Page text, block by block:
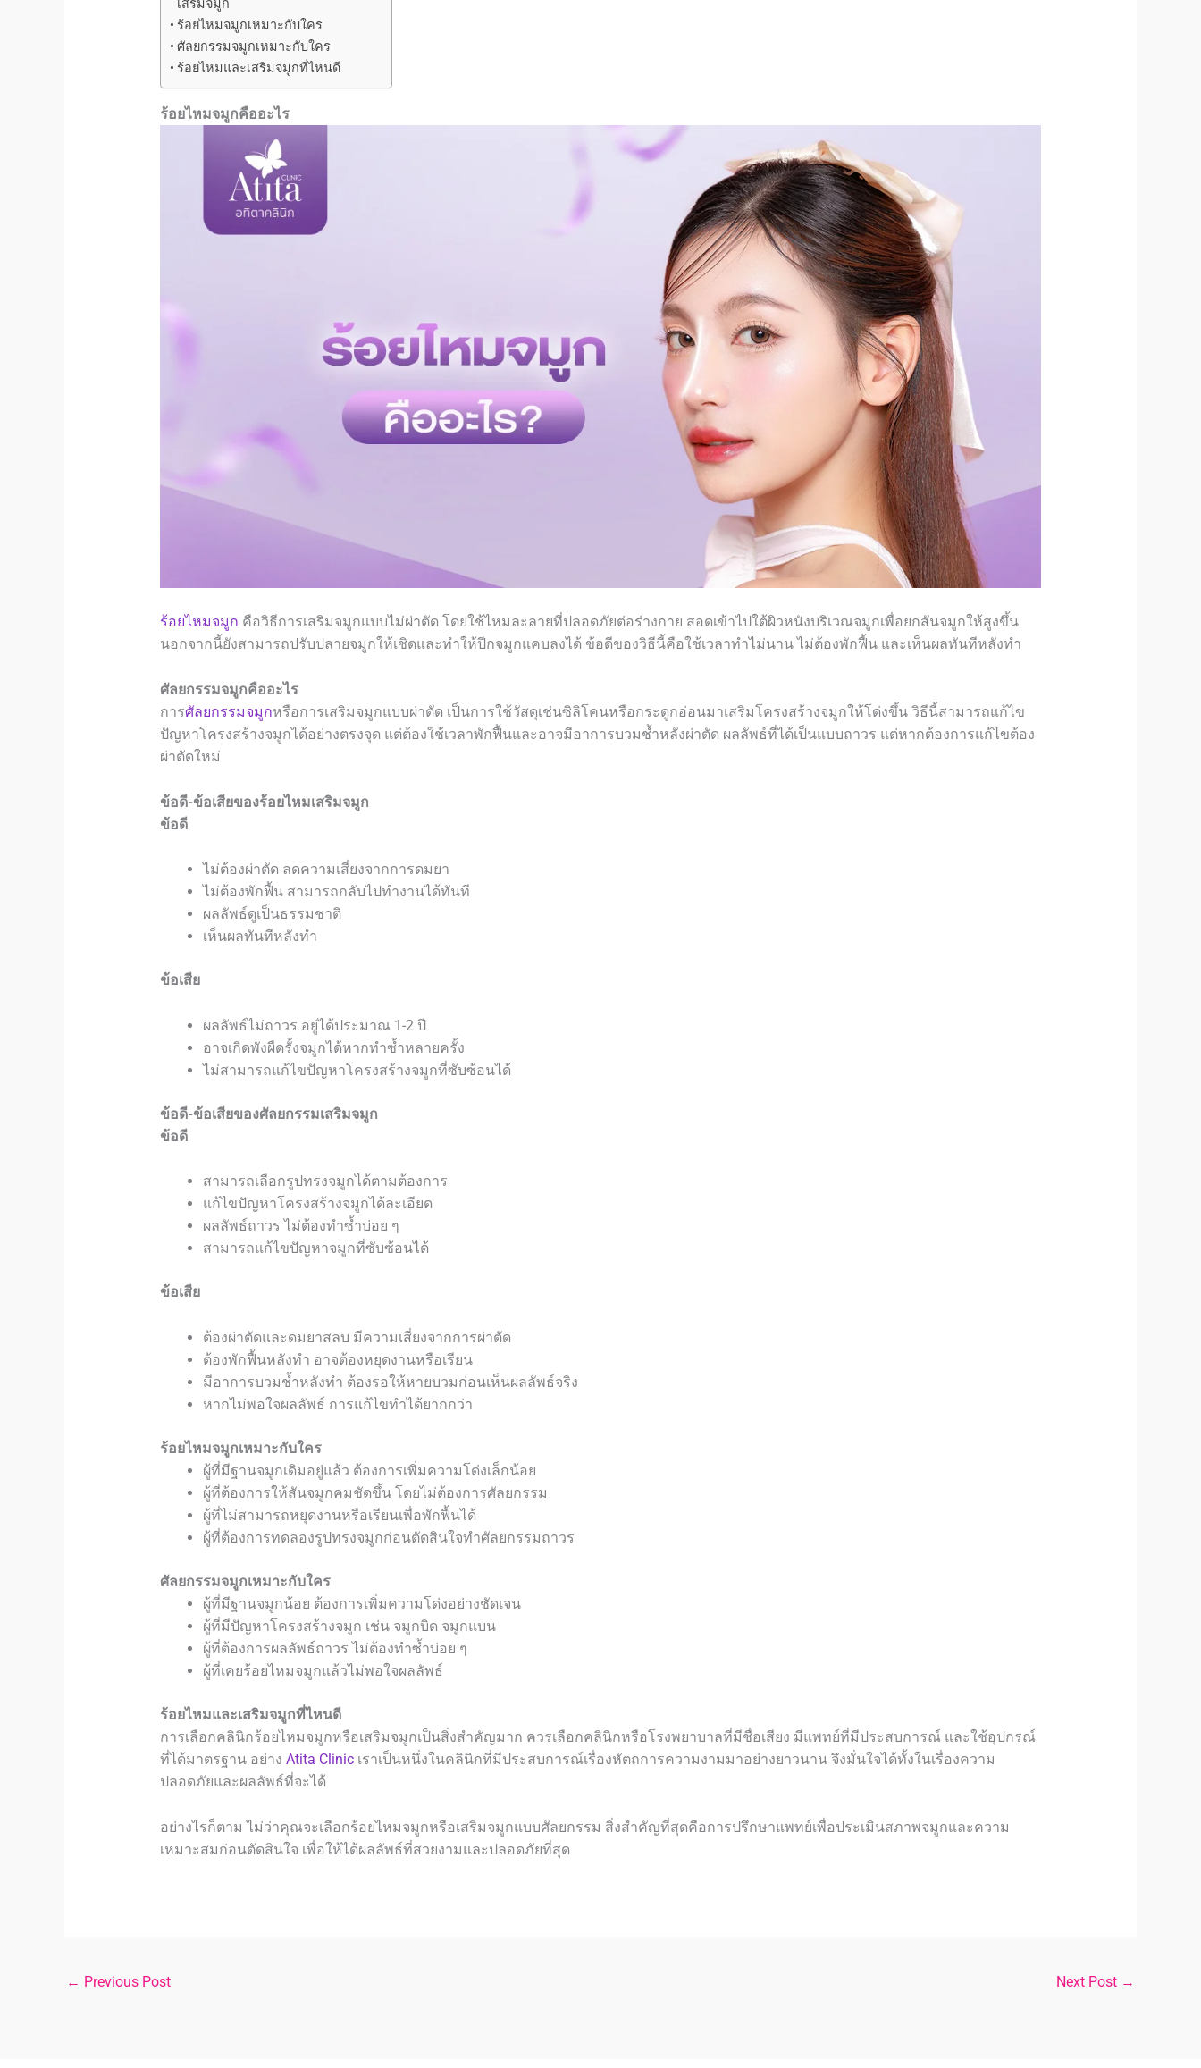
เสริมจมูก
ร้อยไหมจมูกเหมาะกับใคร
ศัลยกรรมจมูกเหมาะกับใคร
ร้อยไหมและเสริมจมูกที่ไหนดี
ร้อยไหมจมูกคืออะไร
ร้อยไหมจมูก คือวิธีการเสริมจมูกแบบไม่ผ่าตัด โดยใช้ไหมละลายที่ปลอดภัยต่อร่างกาย สอดเข้าไปใต้ผิวหนังบริเวณจมูกเพื่อยกสันจมูกให้สูงขึ้น
นอกจากนี้ยังสามารถปรับปลายจมูกให้เชิดและทำให้ปีกจมูกแคบลงได้ ข้อดีของวิธีนี้คือใช้เวลาทำไม่นาน ไม่ต้องพักฟื้น และเห็นผลทันทีหลังทำ
ศัลยกรรมจมูกคืออะไร
การศัลยกรรมจมูกหรือการเสริมจมูกแบบผ่าตัด เป็นการใช้วัสดุเช่นซิลิโคนหรือกระดูกอ่อนมาเสริมโครงสร้างจมูกให้โด่งขึ้น วิธีนี้สามารถแก้ไข
ปัญหาโครงสร้างจมูกได้อย่างตรงจุด แต่ต้องใช้เวลาพักฟื้นและอาจมีอาการบวมช้ำหลังผ่าตัด ผลลัพธ์ที่ได้เป็นแบบถาวร แต่หากต้องการแก้ไขต้อง
ผ่าตัดใหม่
ข้อดี-ข้อเสียของร้อยไหมเสริมจมูก
ข้อดี
ไม่ต้องผ่าตัด ลดความเสี่ยงจากการดมยา
ไม่ต้องพักฟื้น สามารถกลับไปทำงานได้ทันที
ผลลัพธ์ดูเป็นธรรมชาติ
เห็นผลทันทีหลังทำ
ข้อเสีย
ผลลัพธ์ไม่ถาวร อยู่ได้ประมาณ 1-2 ปี
อาจเกิดพังผืดรั้งจมูกได้หากทำซ้ำหลายครั้ง
ไม่สามารถแก้ไขปัญหาโครงสร้างจมูกที่ซับซ้อนได้
ข้อดี-ข้อเสียของศัลยกรรมเสริมจมูก
ข้อดี
สามารถเลือกรูปทรงจมูกได้ตามต้องการ
แก้ไขปัญหาโครงสร้างจมูกได้ละเอียด
ผลลัพธ์ถาวร ไม่ต้องทำซ้ำบ่อย ๆ
สามารถแก้ไขปัญหาจมูกที่ซับซ้อนได้
ข้อเสีย
ต้องผ่าตัดและดมยาสลบ มีความเสี่ยงจากการผ่าตัด
ต้องพักฟื้นหลังทำ อาจต้องหยุดงานหรือเรียน
มีอาการบวมช้ำหลังทำ ต้องรอให้หายบวมก่อนเห็นผลลัพธ์จริง
หากไม่พอใจผลลัพธ์ การแก้ไขทำได้ยากกว่า
ร้อยไหมจมูกเหมาะกับใคร
ผู้ที่มีฐานจมูกเดิมอยู่แล้ว ต้องการเพิ่มความโด่งเล็กน้อย
ผู้ที่ต้องการให้สันจมูกคมชัดขึ้น โดยไม่ต้องการศัลยกรรม
ผู้ที่ไม่สามารถหยุดงานหรือเรียนเพื่อพักฟื้นได้
ผู้ที่ต้องการทดลองรูปทรงจมูกก่อนตัดสินใจทำศัลยกรรมถาวร
ศัลยกรรมจมูกเหมาะกับใคร
ผู้ที่มีฐานจมูกน้อย ต้องการเพิ่มความโด่งอย่างชัดเจน
ผู้ที่มีปัญหาโครงสร้างจมูก เช่น จมูกบิด จมูกแบน
ผู้ที่ต้องการผลลัพธ์ถาวร ไม่ต้องทำซ้ำบ่อย ๆ
ผู้ที่เคยร้อยไหมจมูกแล้วไม่พอใจผลลัพธ์
ร้อยไหมและเสริมจมูกที่ไหนดี
การเลือกคลินิกร้อยไหมจมูกหรือเสริมจมูกเป็นสิ่งสำคัญมาก ควรเลือกคลินิกหรือโรงพยาบาลที่มีชื่อเสียง มีแพทย์ที่มีประสบการณ์และใช้อุปกรณ์
ที่ได้มาตรฐาน อย่าง Atita Clinicเราเป็นหนึ่งในคลินิกที่มีประสบการณ์เรื่องหัตถการความงามมาอย่างยาวนาน จึงมั่นใจได้ทั้งในเรื่องความ
ปลอดภัยและผลลัพธ์ที่จะได้
อย่างไรก็ตาม ไม่ว่าคุณจะเลือกร้อยไหมจมูกหรือเสริมจมูกแบบศัลยกรรม สิ่งสำคัญที่สุดคือการปรึกษาแพทย์เพื่อประเมินสภาพจมูกและความ
เหมาะสมก่อนตัดสินใจ เพื่อให้ได้ผลลัพธ์ที่สวยงามและปลอดภัยที่สุด
← Previous Post Next Post →